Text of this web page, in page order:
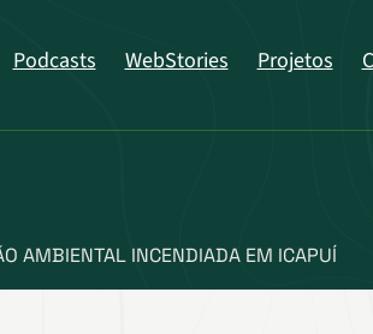
Podcasts WebStories Projetos
AMBIENTAL INCENDIADA EM ICAPUÍ